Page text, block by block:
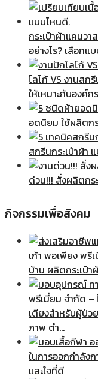
กระเป๋าผ้าแคนวา
อย่างไร? เลือก
โลโก้ VS งานสก
ให้เหมาะกับองค์
อดนิยม ใช้ผลิตกร
สกรีนกระเป๋าผ้า
ด่วน!!! สั่งผลิตกร
กิจกรรมเพื่อสังคม
เก้า พอเพียง พรี
บ้าน ผลิตกระเป๋า
พรีเมี่ยม จำกัด –
เตียงสำหรับผู้ป่ว
ภาพ ตำ…
ในการออกกำลัง
และใจที่ดี